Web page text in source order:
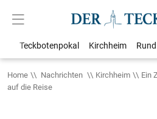
Teckbotenpokal Kirchheim
Home Nachrichten Kirchheim
Ein
auf die Reise